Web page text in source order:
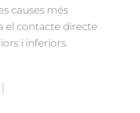
causes més
el contacte directe
i inferiors.